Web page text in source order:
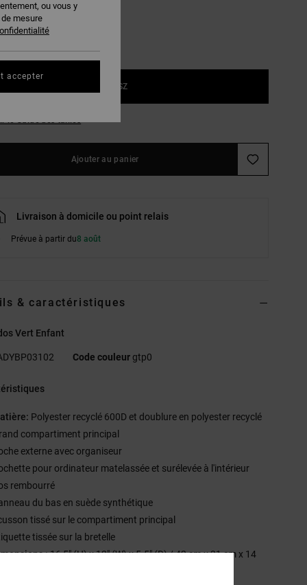
1SZ
Ajouter au panier
Livraison à domicile ou point relais
Prévue à partir du8 août
& caractéristiques
Vert Enfant
Code couleur gtp0
Polyester recyclé 600D et doublure en polyester recyclé
compartiment principal
externe avec organiseur
pour ordinateur matelassée et surélevée à l'intérieur
rembourré
du bas en suède synthétique
tissé sur le compartiment principal
tissée sur la bretelle
:16,5" (H) x 12" (W) x 5.5" (D) / 42 cm x 31 cm x 14
ou vous y
mesure
accepter